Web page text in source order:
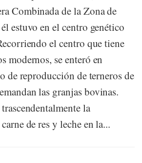
Combinada de la Zona de
estuvo en el centro genético
el centro que tiene
modernos, se enteró en
de reproducción de terneros de
las granjas bovinas.
la
de res y leche en la...